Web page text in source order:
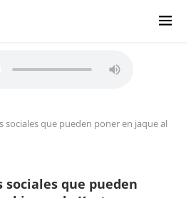
sociales que pueden poner en jaque al
sociales que pueden